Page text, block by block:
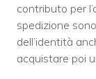
contributo per
spedizione
dell’identità
acquistare poi